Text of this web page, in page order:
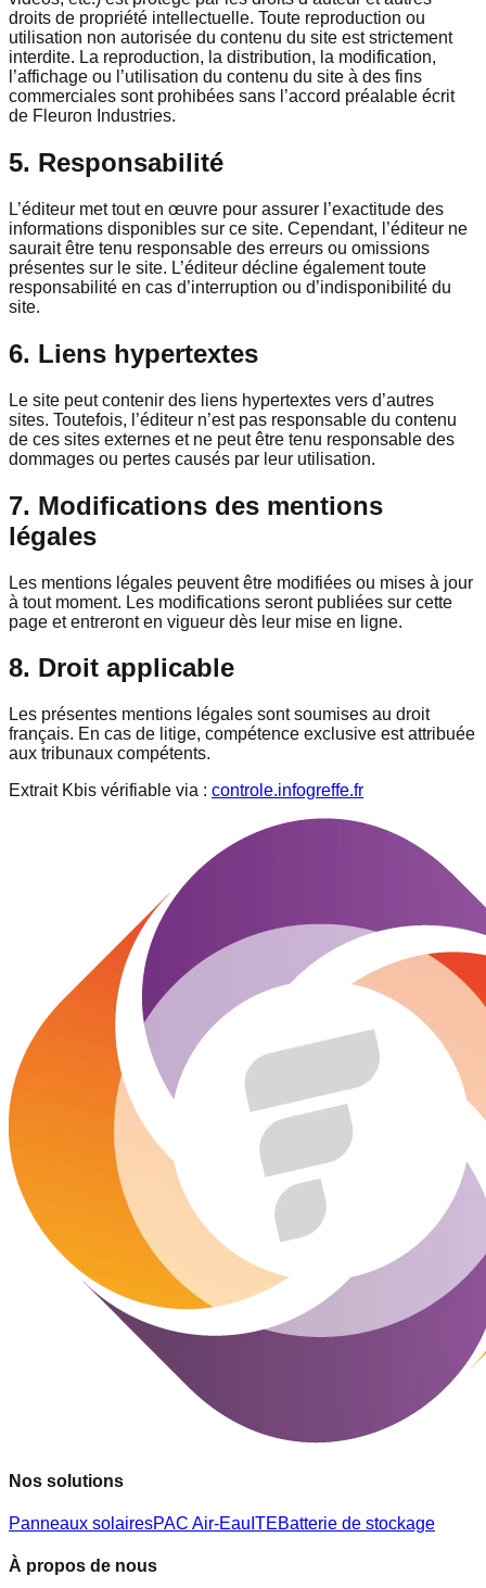
droits de propriété intellectuelle. Toute reproduction ou
utilisation non autorisée du contenu du site est strictement
interdite. La reproduction, la distribution, la modification,
l’affichage ou l’utilisation du contenu du site à des fins
commerciales sont prohibées sans l’accord préalable écrit
de Fleuron Industries.
5. Responsabilité
L’éditeur met tout en œuvre pour assurer l’exactitude des
informations disponibles sur ce site. Cependant, l’éditeur ne
saurait être tenu responsable des erreurs ou omissions
présentes sur le site. L’éditeur décline également toute
responsabilité en cas d’interruption ou d’indisponibilité du
site.
6. Liens hypertextes
Le site peut contenir des liens hypertextes vers d’autres
sites. Toutefois, l’éditeur n’est pas responsable du contenu
de ces sites externes et ne peut être tenu responsable des
dommages ou pertes causés par leur utilisation.
7. Modifications des mentions
légales
Les mentions légales peuvent être modifiées ou mises à jour
à tout moment. Les modifications seront publiées sur cette
page et entreront en vigueur dès leur mise en ligne.
8. Droit applicable
Les présentes mentions légales sont soumises au droit
français. En cas de litige, compétence exclusive est attribuée
aux tribunaux compétents.
Extrait Kbis vérifiable via : controle.infogreffe.fr
Nos solutions
Panneaux solairesPAC Air-Eau ITEBatterie de stockage
À propos de nous